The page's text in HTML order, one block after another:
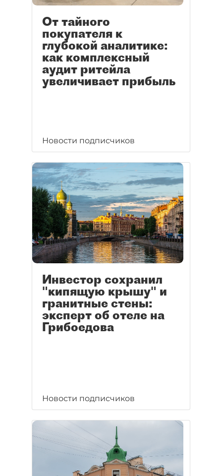
От тайного
покупателя к
глубокой аналитике:
как комплексный
аудит ритейла
увеличивает прибыль
Новости подписчиков
Инвестор сохранил
"кипящую крышу" и
гранитные стены:
эксперт об отеле на
Грибоедова
Новости подписчиков